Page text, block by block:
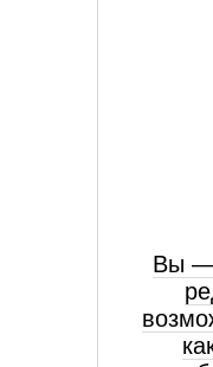
Вы —